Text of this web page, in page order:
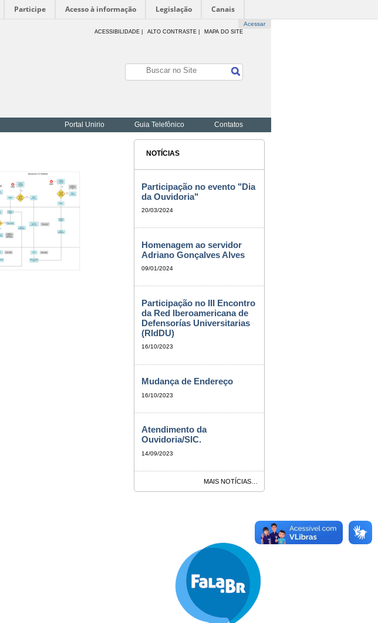
Participe Acesso à informação Legislação Canais
Acessar
ACESSIBILIDADE ALTO CONTRASTE | MAPA DO SITE
Portal Unirio Guia Telefônico Contatos
NOTÍCIAS
Participação no evento "Dia
da Ouvidoria"
20/03/2024
Homenagem ao servidor
Adriano Gonçalves Alves
09/01/2024
Participação no III Encontro
da Red Iberoamericana de
Defensorías Universitarias
(RIdDU)
16/10/2023
Mudança de Endereço
16/10/2023
Atendimento da
Ouvidoria/SIC.
14/09/2023
MAIS NOTÍCIAS…